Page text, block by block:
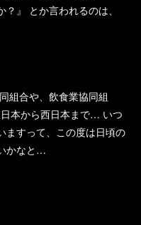
』 とか言われるのは、
組合や、飲食業協同組
本から西日本まで… いつ
ますって、この度は日頃の
かなと…